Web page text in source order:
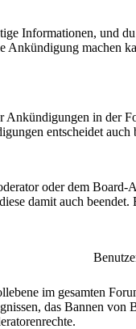
Informationen, und
Ankündigung machen
Ankündigungen in der
entscheidet
oder dem
damit auch
im gesamten
das Bannen von